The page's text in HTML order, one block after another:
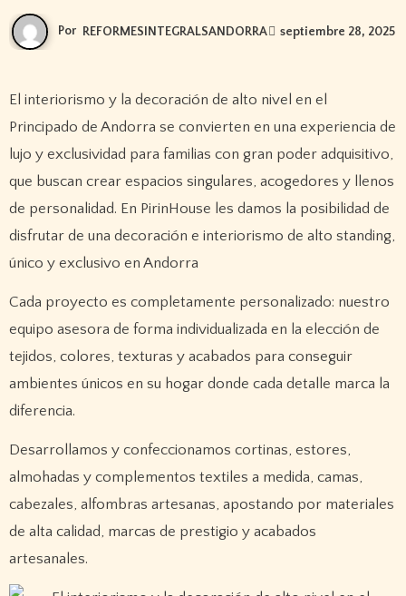
Por REFORMESINTEGRALSANDORRA septiembre 28, 2025
El interiorismo y la decoración de alto nivel en el
Principado de Andorra se convierten en una experiencia de
lujo y exclusividad para familias con gran poder adquisitivo,
que buscan crear espacios singulares, acogedores y llenos
de personalidad. En PirinHouse les damos la posibilidad de
disfrutar de una decoración e interiorismo de alto standing,
único y exclusivo en Andorra
Cada proyecto es completamente personalizado: nuestro
equipo asesora de forma individualizada en la elección de
tejidos, colores, texturas y acabados para conseguir
ambientes únicos en su hogar donde cada detalle marca la
diferencia.
Desarrollamos y confeccionamos cortinas, estores,
almohadas y complementos textiles a medida, camas,
cabezales, alfombras artesanas, apostando por materiales
de alta calidad, marcas de prestigio y acabados
artesanales.